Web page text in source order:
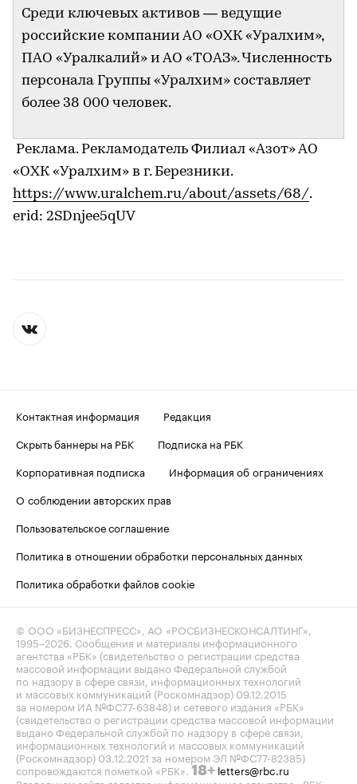
Среди ключевых активов — ведущие
российские компании АО «ОХК «Уралхим»,
ПАО «Уралкалий» и АО «ТОАЗ». Численность
персонала Группы «Уралхим» составляет
более 38 000 человек.
Реклама. Рекламодатель Филиал «Азот» АО
«ОХК «Уралхим» в г. Березники.
https://www.uralchem.ru/about/assets/68/.
erid: 2SDnjee5qUV
Контактная информация
Редакция
Скрыть баннеры на РБК
Подписка на РБК
Корпоративная подписка
Информация об ограничениях
О соблюдении авторских прав
Пользовательское соглашение
Политика в отношении обработки персональных данных
Политика обработки файлов cookie
© ООО «БИЗНЕСПРЕСС», АО «РОСБИЗНЕСКОНСАЛТИНГ»,
1995–2026 . Сообщения и материалы информационного
агентства «РБК» (свидетельство о регистрации средства
массовой информации выдано Федеральной службой
по надзору в сфере связи, информационных технологий
и массовых коммуникаций (Роскомнадзор) 09.12.2015
за номером ИА №ФС77-63848) и сетевого издания «РБК»
(свидетельство о регистрации средства массовой информации
выдано Федеральной службой по надзору в сфере связи,
информационных технологий и массовых коммуникаций
(Роскомнадзор) 03.12.2021 за номером ЭЛ №ФС77-82385)
сопровождаются пометкой «РБК». 18+ letters@rbc.ru